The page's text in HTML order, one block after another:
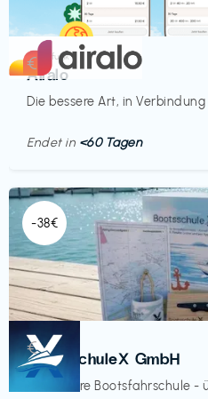
Mobilfunk
Airalo
Die bessere Art, in
€‎
Endet in <60 Tagen
-38€
Kurse
BootsschuleX GmbH
Deine faire Bootsfahrschule -
€‎